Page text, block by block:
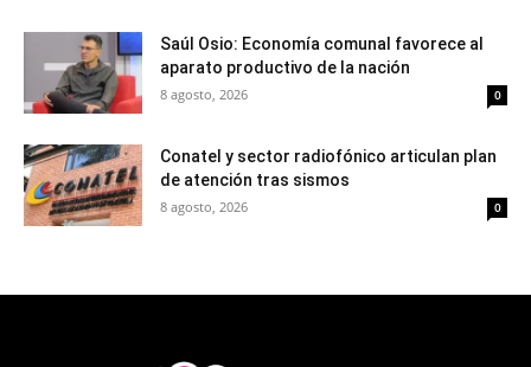
Saúl Osio: Economía comunal favorece al
aparato productivo de la nación
8 agosto, 2026 0
Conatel y sector radiofónico articulan plan
de atención tras sismos
8 agosto, 2026 0